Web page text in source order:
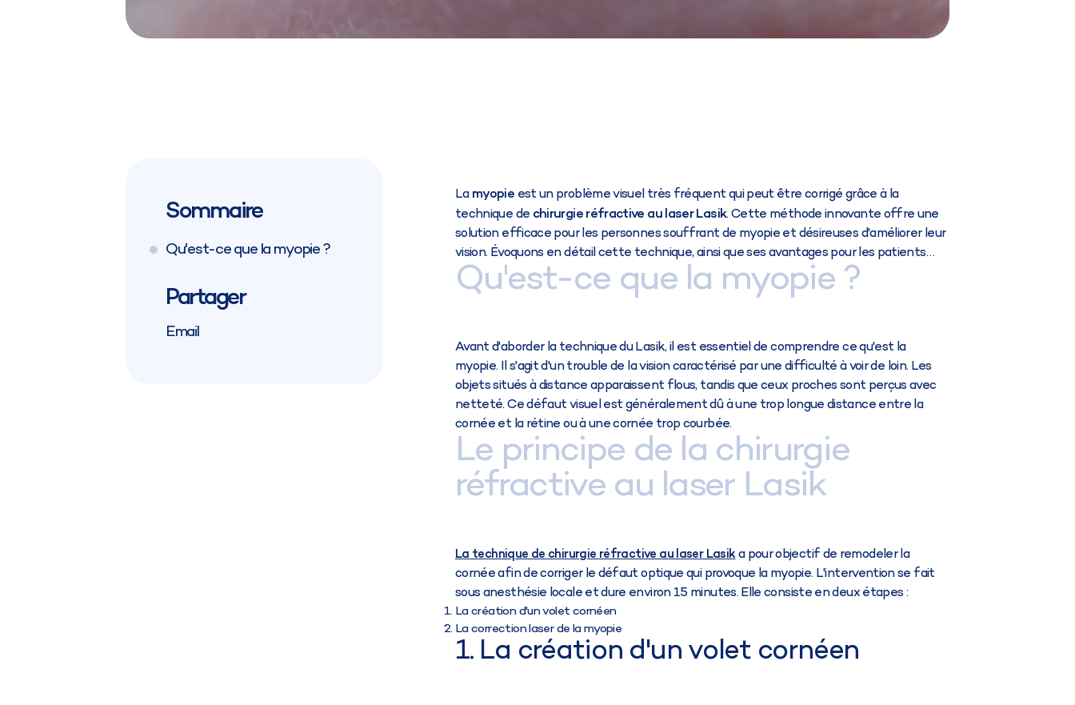
Sommaire
Qu'est-ce que la myopie ?
Partager
Email
La myopie est un problème visuel très fréquent qui peut être corrigé grâce à la
technique de chirurgie réfractive au laser Lasik. Cette méthode innovante offre une
solution efficace pour les personnes souffrant de myopie et désireuses d'améliorer leur
vision. Évoquons en détail cette technique, ainsi que ses avantages pour les patients…
Qu'est-ce que la myopie ?
Avant d'aborder la technique du Lasik, il est essentiel de comprendre ce qu'est la
myopie. Il s'agit d'un trouble de la vision caractérisé par une difficulté à voir de loin. Les
objets situés à distance apparaissent flous, tandis que ceux proches sont perçus avec
netteté. Ce défaut visuel est généralement dû à une trop longue distance entre la
cornée et la rétine ou à une cornée trop courbée.
Le principe de la chirurgie
réfractive au laser Lasik
La technique de chirurgie réfractive au laser Lasika pour objectif de remodeler la
cornée afin de corriger le défaut optique qui provoque la myopie. L'intervention se fait
sous anesthésie locale et dure environ 15 minutes. Elle consiste en deux étapes :
La création d'un volet cornéen
La correction laser de la myopie
1. La création d'un volet cornéen